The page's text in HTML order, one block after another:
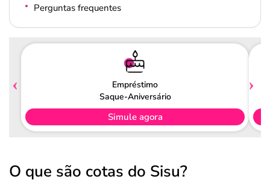
Perguntas frequentes
Empréstimo
Saque-Aniversário
Simule agora
O que são cotas do Sisu?